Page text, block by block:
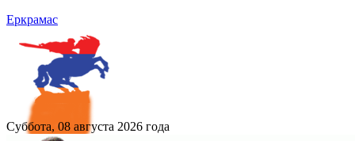
Еркрамас
Суббота, 08 августа 2026 года